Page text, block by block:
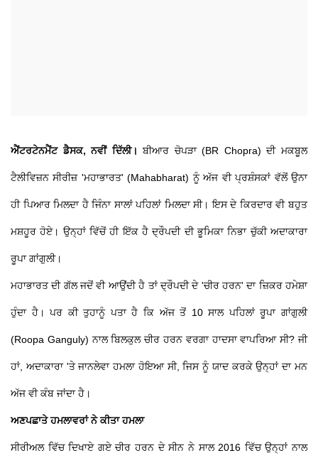
ਐਂਟਰਟੇਨਮੈਂਟ ਡੈਸਕ, ਨਵੀਂ ਦਿੱਲੀ।ਬੀਆਰ ਚੋਪੜਾ (BR Chopra) ਦੀ ਮਕਬੂਲ
ਟੈਲੀਵਿਜ਼ਨ ਸੀਰੀਜ਼ 'ਮਹਾਭਾਰਤ' (Mahabharat) ਨੂੰ ਅੱਜ ਵੀ ਪ੍ਰਸ਼ੰਸਕਾਂ ਵੱਲੋਂ ਉਨਾ
ਹੀ ਪਿਆਰ ਮਿਲਦਾ ਹੈ ਜਿੰਨਾ ਸਾਲਾਂ ਪਹਿਲਾਂ ਮਿਲਦਾ ਸੀ। ਇਸ ਦੇ ਕਿਰਦਾਰ ਵੀ ਬਹੁਤ
ਮਸ਼ਹੂਰ ਹੋਏ। ਉਨ੍ਹਾਂ ਵਿੱਚੋਂ ਹੀ ਇੱਕ ਹੈ ਦ੍ਰੌਪਦੀ ਦੀ ਭੂਮਿਕਾ ਨਿਭਾ ਚੁੱਕੀ ਅਦਾਕਾਰਾ
ਰੂਪਾ ਗਾਂਗੁਲੀ।
ਮਹਾਭਾਰਤ ਦੀ ਗੱਲ ਜਦੋਂ ਵੀ ਆਉਂਦੀ ਹੈ ਤਾਂ ਦ੍ਰੌਪਦੀ ਦੇ 'ਚੀਰ ਹਰਨ' ਦਾ ਜ਼ਿਕਰ ਹਮੇਸ਼ਾ
ਹੁੰਦਾ ਹੈ। ਪਰ ਕੀ ਤੁਹਾਨੂੰ ਪਤਾ ਹੈ ਕਿ ਅੱਜ ਤੋਂ 10 ਸਾਲ ਪਹਿਲਾਂ ਰੂਪਾ ਗਾਂਗੁਲੀ
(Roopa Ganguly) ਨਾਲ ਬਿਲਕੁਲ ਚੀਰ ਹਰਨ ਵਰਗਾ ਹਾਦਸਾ ਵਾਪਰਿਆ ਸੀ? ਜੀ
ਹਾਂ, ਅਦਾਕਾਰਾ 'ਤੇ ਜਾਨਲੇਵਾ ਹਮਲਾ ਹੋਇਆ ਸੀ, ਜਿਸ ਨੂੰ ਯਾਦ ਕਰਕੇ ਉਨ੍ਹਾਂ ਦਾ ਮਨ
ਅੱਜ ਵੀ ਕੰਬ ਜਾਂਦਾ ਹੈ।
ਅਣਪਛਾਤੇ ਹਮਲਾਵਰਾਂ ਨੇ ਕੀਤਾ ਹਮਲਾ
ਸੀਰੀਅਲ ਵਿੱਚ ਦਿਖਾਏ ਗਏ ਚੀਰ ਹਰਨ ਦੇ ਸੀਨ ਨੇ ਸਾਲ 2016 ਵਿੱਚ ਉਨ੍ਹਾਂ ਨਾਲ